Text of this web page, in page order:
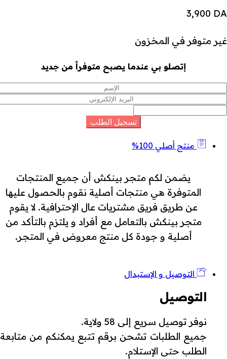
3,900 DA
غير متوفر في المخزون
إتصلو بي عندما يصبح متوفراً من جديد
منتج أصلي 100%
يضمن لكم متجر بينكش أن جميع المنتجات
المتوفرة هي منتجات أصلية نقوم بالحصول عليها
عن طريق فريق مشتريات عال الإحترافية. لا يقوم
متجر بينكش بالتعامل مع أفراد و يلتزم بالتأكد من
أصلية و جودة كل منتج معروض في المتجر.
التوصيل و الإستبدال
التوصيل
نوفر توصيل سريع إلى 58 ولاية.
جميع الطلبات تشحن برقم تتبع يمكنكم من متابعة
الطلب حتى الإستلام.